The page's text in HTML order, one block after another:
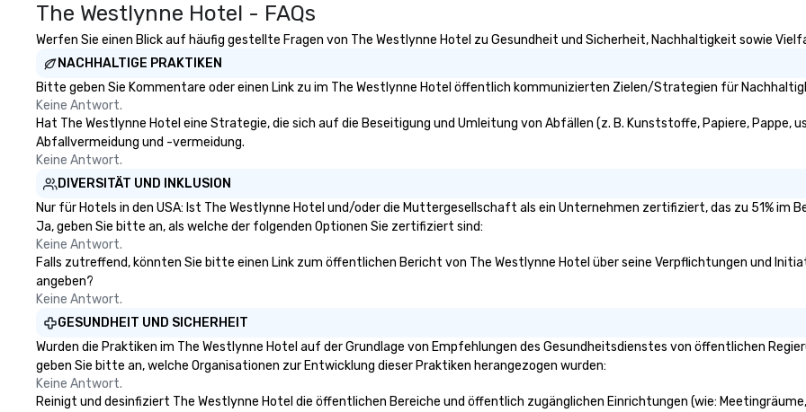
The Westlynne Hotel - FAQs
Werfen Sie einen Blick auf häufig gestellte Fragen von The Westlynne Hotel zu Gesundheit und Sicherheit, Nachhaltigkeit sowie
NACHHALTIGE PRAKTIKEN
Bitte geben Sie Kommentare oder einen Link zu im The Westlynne Hotel öffentlich kommunizierten Zielen/Strategien für
Keine Antwort.
Hat The Westlynne Hotel eine Strategie, die sich auf die Beseitigung und Umleitung von Abfällen (z. B. Kunststoffe, Papiere,
Abfallvermeidung und -vermeidung.
Keine Antwort.
DIVERSITÄT UND INKLUSION
Nur für Hotels in den USA: Ist The Westlynne Hotel und/oder die Muttergesellschaft als ein Unternehmen zertifiziert, das zu 51%
Ja, geben Sie bitte an, als welche der folgenden Optionen Sie zertifiziert sind:
Keine Antwort.
Falls zutreffend, könnten Sie bitte einen Link zum öffentlichen Bericht von The Westlynne Hotel über seine Verpflichtungen und
angeben?
Keine Antwort.
GESUNDHEIT UND SICHERHEIT
Wurden die Praktiken im The Westlynne Hotel auf der Grundlage von Empfehlungen des Gesundheitsdienstes von öffentlichen
geben Sie bitte an, welche Organisationen zur Entwicklung dieser Praktiken herangezogen wurden:
Keine Antwort.
Reinigt und desinfiziert The Westlynne Hotel die öffentlichen Bereiche und öffentlich zugänglichen Einrichtungen (wie: